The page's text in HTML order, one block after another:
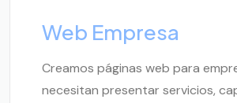
Web Empresa
Creamos páginas web para
necesitan presentar servicios,